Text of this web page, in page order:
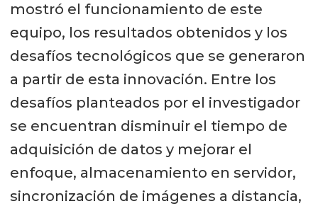
mostró el funcionamiento de este
equipo, los resultados obtenidos y los
desafíos tecnológicos que se generaron
a partir de esta innovación. Entre los
desafíos planteados por el investigador
se encuentran disminuir el tiempo de
adquisición de datos y mejorar el
enfoque, almacenamiento en servidor,
sincronización de imágenes a distancia,